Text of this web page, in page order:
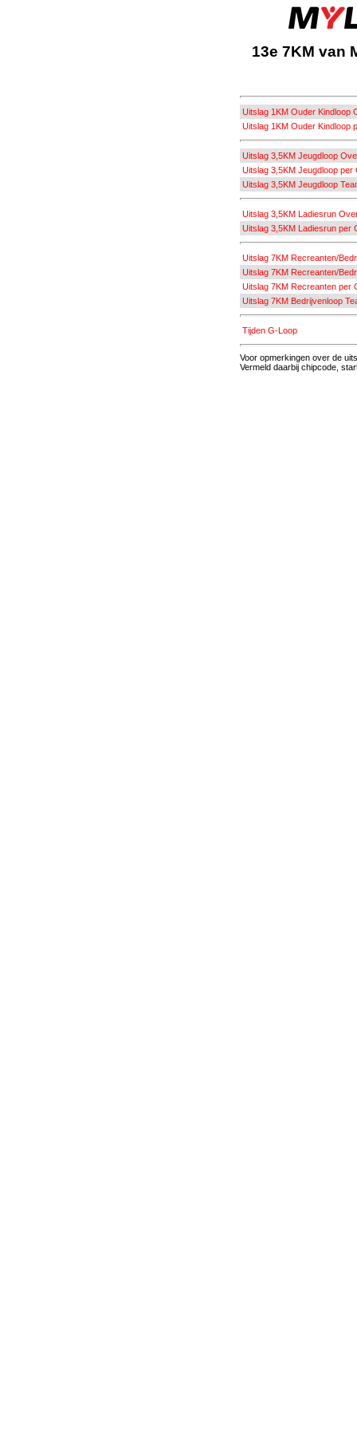
13e 7KM van
Uitslag 1KM Ouder Kindloop
Uitslag 1KM Ouder Kindloop
Uitslag 3,5KM Jeugdloop
Uitslag 3,5KM Jeugdloop per
Uitslag 3,5KM Jeugdloop
Uitslag 3,5KM Ladiesrun
Uitslag 3,5KM Ladiesrun per
Uitslag 7KM Recreanten/
Uitslag 7KM Recreanten/
Uitslag 7KM Recreanten per
Uitslag 7KM Bedrijvenloop
Tijden G-Loop
Voor opmerkingen over de
Vermeld daarbij chipcode,